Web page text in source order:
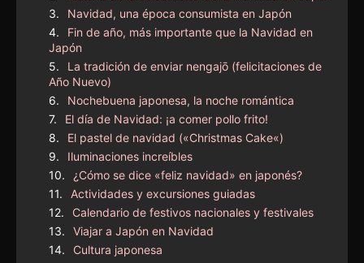
Navidad, una época consumista en Japón
Fin de año, más importante que la Navidad en
Japón
La tradición de enviar nengajō (felicitaciones de
Año Nuevo)
Nochebuena japonesa, la noche romántica
El día de Navidad: ¡a comer pollo frito!
El pastel de navidad («Christmas Cake«)
Iluminaciones increíbles
¿Cómo se dice «feliz navidad» en japonés?
Actividades y excursiones guiadas
Calendario de festivos nacionales y festivales
Viajar a Japón en Navidad
Cultura japonesa